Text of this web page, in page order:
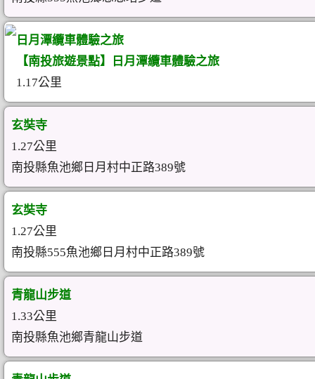
日月潭纜車體驗之旅
【南投旅遊景點】日月潭纜車體驗之旅
1.17公里
玄奘寺
1.27公里
南投縣魚池鄉日月村中正路389號
玄奘寺
1.27公里
南投縣555魚池鄉日月村中正路389號
青龍山步道
1.33公里
南投縣魚池鄉青龍山步道